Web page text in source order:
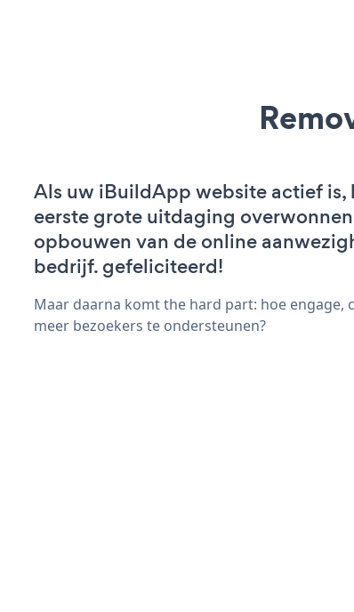
Als uw iBuildApp website actief is,
eerste grote uitdaging
opbouwen van de online
bedrijf. gefeliciteerd!
Maar daarna komt the hard part: hoe engage,
meer bezoekers te ondersteunen?